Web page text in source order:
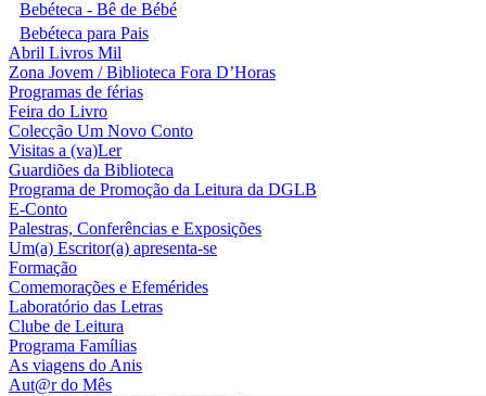
Bebéteca - Bê de Bébé
Bebéteca para Pais
Abril Livros Mil
Zona Jovem / Biblioteca Fora D’Horas
Programas de férias
Feira do Livro
Colecção Um Novo Conto
Visitas a (va)Ler
Guardiões da Biblioteca
Programa de Promoção da Leitura da DGLB
E-Conto
Palestras, Conferências e Exposições
Um(a) Escritor(a) apresenta-se
Formação
Comemorações e Efemérides
Laboratório das Letras
Clube de Leitura
Programa Famílias
As viagens do Anis
Aut@r do Mês